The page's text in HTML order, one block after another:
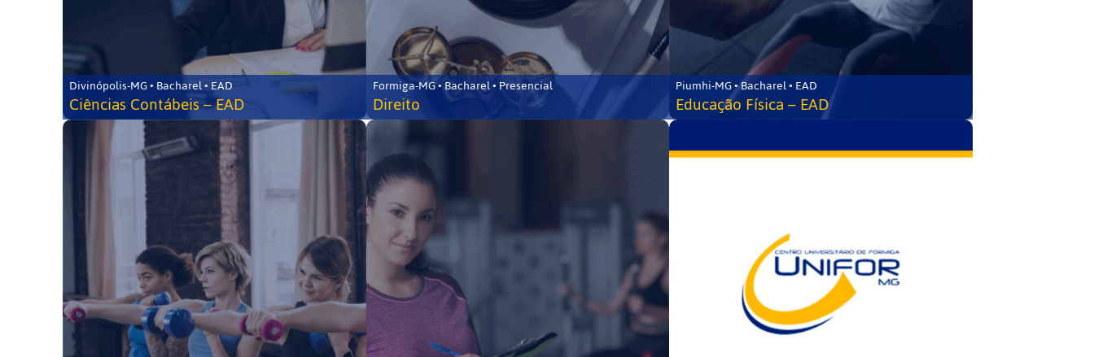
Divinópolis-MG • Bacharel • EAD
Ciências Contábeis – EAD
Formiga-MG • Bacharel • Presencial
Direito
Piumhi-MG • Bacharel • EAD
Educação Física – EAD